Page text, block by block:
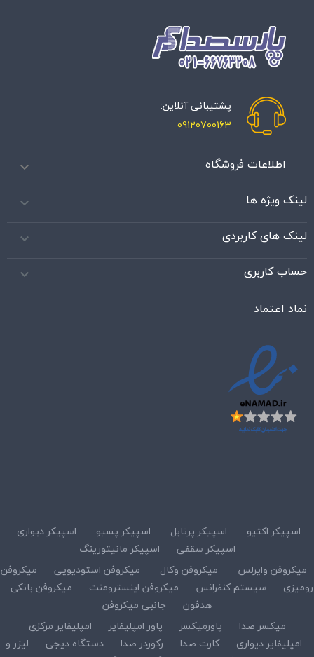
پشتیبانی آنلاین:
09120700163
اطلاعات فروشگاه 
لینک ویژه ها 
لینک های کاربردی 
حساب کاربری 
نماد اعتماد
اسپیکر اکتیو اسپیکر پرتابل اسپیکر پسیو
اسپیکر دیواری
اسپیکر سقفی
اسپیکر مانیتورینگ
میکروفن وایرلس
میکروفن وکال میکروفن استودیویی
میکروفن
رومیزی
سیستم کنفرانس میکروفن اینسترومنت
میکروفن بانکی
هدفون
جانبی میکروفن
میکسر صدا
پاورمیکسر پاور امپلیفایر
امپلیفایر مرکزی
امپلیفایر دیواری
کارت صدا رکوردر صدا دستگاه دیجی
لیزر و